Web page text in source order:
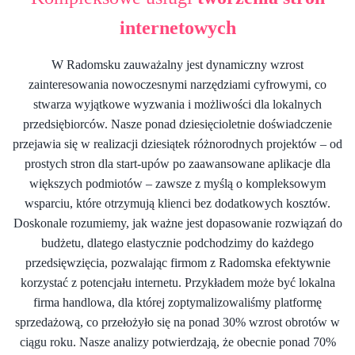
internetowych
W Radomsku zauważalny jest dynamiczny wzrost
zainteresowania nowoczesnymi narzędziami cyfrowymi, co
stwarza wyjątkowe wyzwania i możliwości dla lokalnych
przedsiębiorców. Nasze ponad dziesięcioletnie doświadczenie
przejawia się w realizacji dziesiątek różnorodnych projektów – od
prostych stron dla start-upów po zaawansowane aplikacje dla
większych podmiotów – zawsze z myślą o kompleksowym
wsparciu, które otrzymują klienci bez dodatkowych kosztów.
Doskonale rozumiemy, jak ważne jest dopasowanie rozwiązań do
budżetu, dlatego elastycznie podchodzimy do każdego
przedsięwzięcia, pozwalając firmom z Radomska efektywnie
korzystać z potencjału internetu. Przykładem może być lokalna
firma handlowa, dla której zoptymalizowaliśmy platformę
sprzedażową, co przełożyło się na ponad 30% wzrost obrotów w
ciągu roku. Nasze analizy potwierdzają, że obecnie ponad 70%